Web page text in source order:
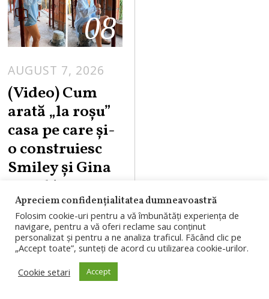
08
AUGUST 7, 2026
(Video) Cum
arată „la roşu”
casa pe care şi-
o construiesc
Smiley şi Gina
Pistol în
Ardeal. Trei
dormitoare,
living spațios și
sobă
Smiley și Gina
Apreciem confidențialitatea dumneavoastră
Folosim cookie-uri pentru a vă îmbunătăți experiența de
navigare, pentru a vă oferi reclame sau conținut
personalizat și pentru a ne analiza traficul. Făcând clic pe
„Accept toate”, sunteți de acord cu utilizarea cookie-urilor.
Cookie setari
Accept